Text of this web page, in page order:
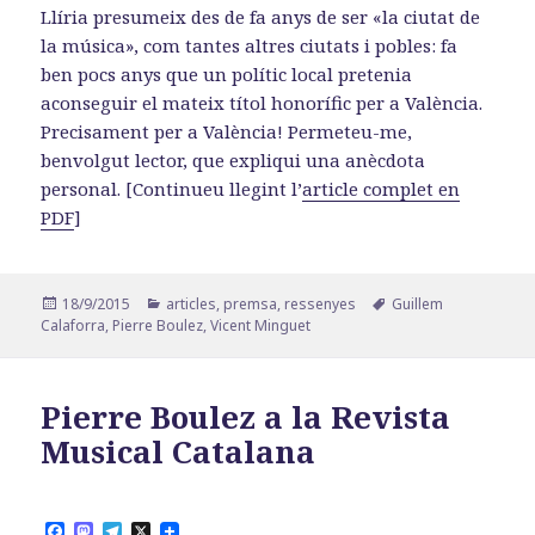
Llíria presumeix des de fa anys de ser «la ciutat de
la música», com tantes altres ciutats i pobles: fa
ben pocs anys que un polític local pretenia
aconseguir el mateix títol honorífic per a València.
Precisament per a València! Permeteu-me,
benvolgut lector, que expliqui una anècdota
personal. [Continueu llegint l’article complet en
PDF]
Publicat
el
18/9/2015 Categories
articles, premsa, ressenyes Etiquetes
Guillem
Calaforra, Pierre Boulez,Vicent Minguet
Pierre Boulez a la Revista
Musical Catalana